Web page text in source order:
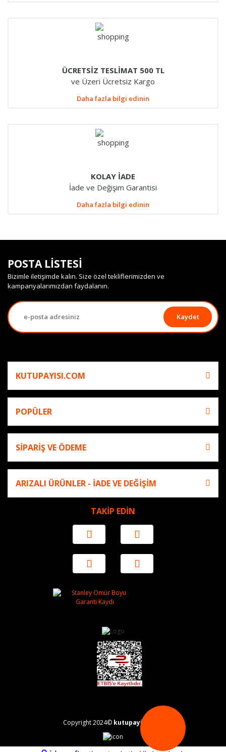
ÜCRETSİZ TESLİMAT 500 TL
ve Üzeri Ücretsiz Kargo
Daha fazla bilgi edinin
KOLAY İADE
İade ve Değişim Garantisi
Daha fazla bilgi edinin
POSTA LİSTESİ
Bizimle iletişimde kalın. Size özel tekliflerimizden ve
kampanyalarımızdan faydalanın.
Kaydet
KUTUPAYISI.COM
POPÜLER
SİPARİŞ VE ÖDEME
ARIZALI ÜRÜNLER - İADE VE DEĞİŞİM
TAKİP EDİN
Copyright 2024© kutupayisi.com